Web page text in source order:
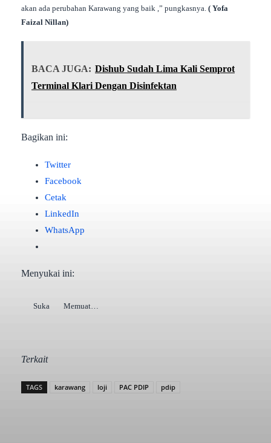
akan ada perubahan Karawang yang baik ,” pungkasnya. ( Yofa
Faizal Nillan)
BACA JUGA: Dishub Sudah Lima Kali Semprot
Terminal Klari Dengan Disinfektan
Bagikan ini:
Twitter
Facebook
Cetak
LinkedIn
WhatsApp
Menyukai ini:
Suka Memuat…
Terkait
TAGS karawang loji PAC PDIP pdip